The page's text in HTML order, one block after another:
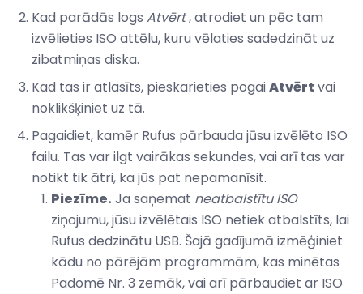
Kad parādās logs Atvērt, atrodiet un pēc tam
izvēlieties ISO attēlu, kuru vēlaties sadedzināt uz
zibatmiņas diska.
Kad tas ir atlasīts, pieskarieties pogaiAtvērt vai
noklikšķiniet uz tā.
Pagaidiet, kamēr Rufus pārbauda jūsu izvēlēto ISO
failu. Tas var ilgt vairākas sekundes, vai arī tas var
notikt tik ātri, ka jūs pat nepamanīsit.
Piezīme. Ja saņemat neatbalstītu ISO
ziņojumu, jūsu izvēlētais ISO netiek atbalstīts, lai
Rufus dedzinātu USB. Šajā gadījumā izmēģiniet
kādu no pārējām programmām, kas minētas
Padomē Nr. 3 zemāk, vai arī pārbaudiet ar ISO